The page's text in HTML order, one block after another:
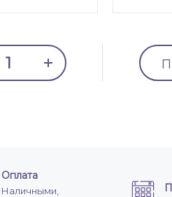
Оплата
Наличными,